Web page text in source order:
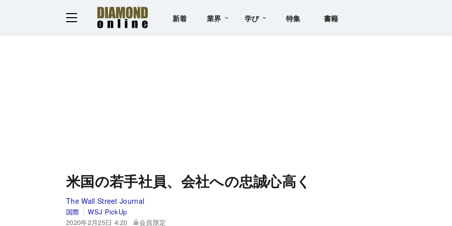
新着 業界 学び 特集 書籍
米国の若手社員、会社への忠誠心高く
The Wall Street Journal
国際
WSJ PickUp
2020年2月25日 4:20
会員限定